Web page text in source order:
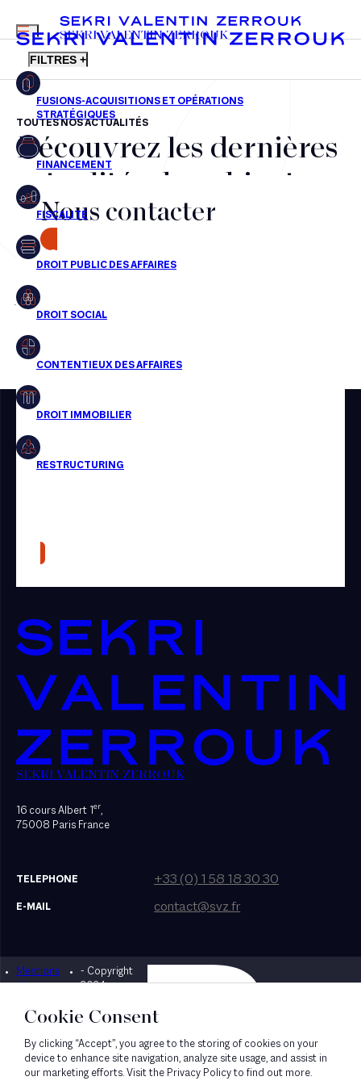
FR EN
MENU
SEKRI VALENTIN ZERROUK
FILTRES +
Fusions-acquisitions et opérations stratégiques
Financement
Fiscalité
Droit public des affaires
Droit social
Droit immobilier
Restructuring
Presse
TOUTES NOS ACTUALITÉS
Découvrez les dernières
actualités du cabinet,
nos récompenses et nos
transactions, jour après
jour
Aucun résultats pour cette recherche
Nous contacter
SEKRI VALENTIN ZERROUK
16 cours Albert 1er,
75008 Paris France
TELEPHONE +33 (0) 1 58 18 30 30
E-MAIL contact@svz.fr
Mentions
légales
- Copyright
2024
Designed by Bonhomme
Cookie Consent
By clicking “Accept”, you agree to the storing of cookies on your
device to enhance site navigation, analyze site usage, and assist in
our marketing efforts. Visit the Privacy Policy to find out more.